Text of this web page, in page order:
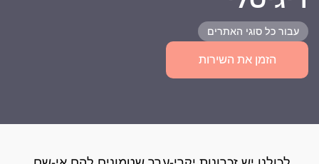
עבור כל סוגי האתרים
הזמן את השירות